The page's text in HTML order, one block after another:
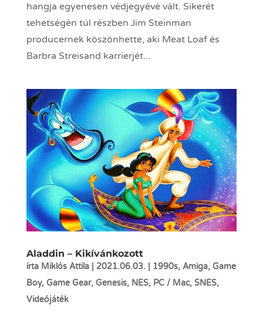
hangja egyenesen védjegyévé vált. Sikerét
tehetségén túl részben Jim Steinman
producernek köszönhette, aki Meat Loaf és
Barbra Streisand karrierjét...
Aladdin – Kikívánkozott
írta Miklós Attila| 2021.06.03. 1990s, Amiga, Game
Boy, Game Gear, Genesis, NES, PC / Mac, SNES,
Videójáték